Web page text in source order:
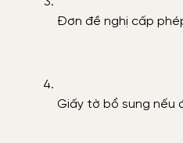
Đơn đề nghị cấp
Giấy tờ bổ sung nếu